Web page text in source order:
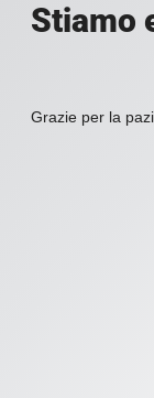
Stiamo
Grazie per la